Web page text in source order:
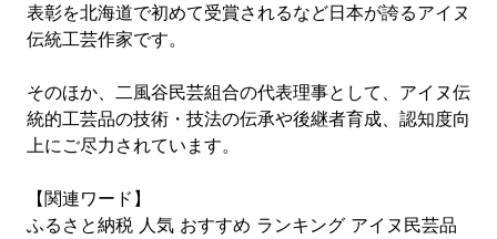
表彰を北海道で初めて受賞されるなど日本が誇るアイヌ
伝統工芸作家です。
そのほか、二風谷民芸組合の代表理事として、アイヌ伝
統的工芸品の技術・技法の伝承や後継者育成、認知度向
上にご尽力されています。
【関連ワード】
ふるさと納税 人気 おすすめ ランキング アイヌ民芸品